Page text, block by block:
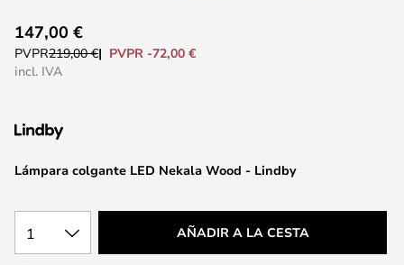
comienzo
galería
imágenes
Lámpara colgante LED Nekala Wood - Lindby
147,00 €
PVPR219,00 €
PVPR -72,00 €
incl. IVA
1 AÑADIR A LA CESTA